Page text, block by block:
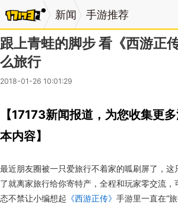
新闻 手游推荐
跟上青蛙的脚步 看《西游正
么旅行
2018-01-26 10:01:29
【17173新闻报道，为您收集更
本内容】
最近朋友圈被一只爱旅行不着家的呱刷屏了，
了就离家旅行给你寄特产，全程和玩家零交流，
态不禁让小编想起 《西游正传》 手游里一直在“